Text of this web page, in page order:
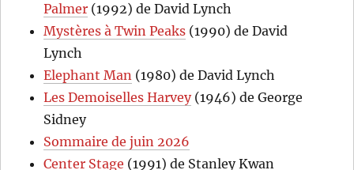
Palmer (1992) de David Lynch
Mystères à Twin Peaks (1990) de David
Lynch
Elephant Man (1980) de David Lynch
Les Demoiselles Harvey(1946) de George
Sidney
Sommaire de juin 2026
Center Stage (1991) de Stanley Kwan